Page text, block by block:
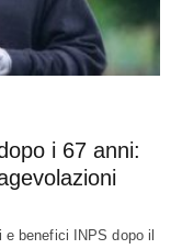
i 67 anni:
benefici INPS dopo il